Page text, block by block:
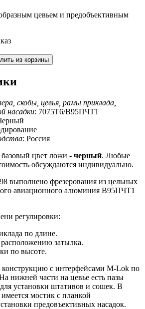
цевьем и предобъективным
из корзины
скобы, цевья, рамы приклада,
насадки: 7075T6/В95ПЧТ1
: Россия
базовый цвет ложи - черный. Любые
обсуждаются индивидуально.
выполнено фрезерования из цельных
авиационного алюминия В95ПЧТ1
регулировки:
по длине.
затылка.
по высоте.
с интерфейсами M-Lok по
нижней части на цевье есть пазы
для установки штативов и сошек. В
мостик с планкой
предовъективных насадок.